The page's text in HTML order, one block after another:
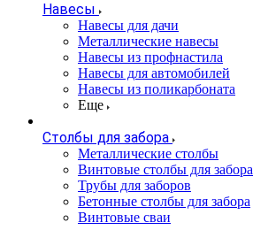
Навесы
Навесы для дачи
Металлические навесы
Навесы из профнастила
Навесы для автомобилей
Навесы из поликарбоната
Еще
Столбы для забора
Металлические столбы
Винтовые столбы для забора
Трубы для заборов
Бетонные столбы для забора
Винтовые сваи